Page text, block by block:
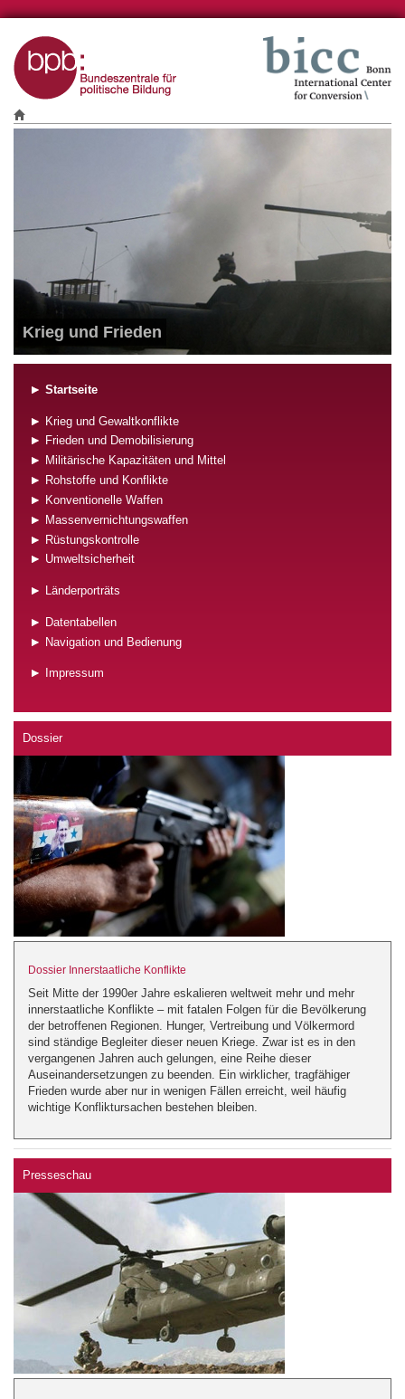
Krieg und Frieden
Startseite
Krieg und Gewaltkonflikte
Frieden und Demobilisierung
Militärische Kapazitäten und Mittel
Rohstoffe und Konflikte
Konventionelle Waffen
Massenvernichtungswaffen
Rüstungskontrolle
Umweltsicherheit
Länderporträts
Datentabellen
Navigation und Bedienung
Impressum
Dossier
Dossier Innerstaatliche Konflikte
Seit Mitte der 1990er Jahre eskalieren weltweit mehr und mehr
innerstaatliche Konflikte – mit fatalen Folgen für die Bevölkerung
der betroffenen Regionen. Hunger, Vertreibung und Völkermord
sind ständige Begleiter dieser neuen Kriege. Zwar ist es in den
vergangenen Jahren auch gelungen, eine Reihe dieser
Auseinandersetzungen zu beenden. Ein wirklicher, tragfähiger
Frieden wurde aber nur in wenigen Fällen erreicht, weil häufig
wichtige Konfliktursachen bestehen bleiben.
Presseschau